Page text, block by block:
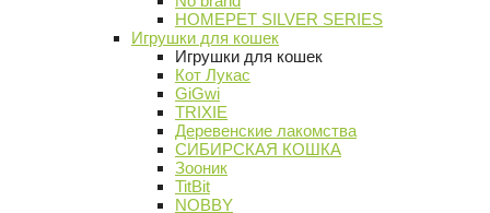
HOMEPET SILVER SERIES
Игрушки для кошек
Игрушки для кошек
Кот Лукас
GiGwi
TRIXIE
Деревенские лакомства
СИБИРСКАЯ КОШКА
Зооник
TitBit
NOBBY